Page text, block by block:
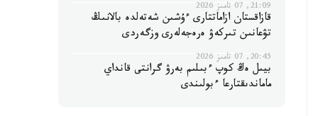
21:09, 07 تامىز 2026
قازاقستان ازاماتتارى ءۇشىن شەتەلدە بالانىڭ
تۋعانىن تىركەۋ ەرەجەلەرى وزگەردى
20:45, 07 تامىز 2026
بيىل ەڭ كوپ ءبىلىم بەرۋ گرانتى قانداي
ماماندىقتارعا ءبولىندى